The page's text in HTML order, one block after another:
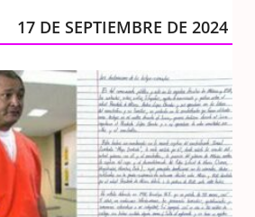
17 DE SEPTIEMBRE DE 2024